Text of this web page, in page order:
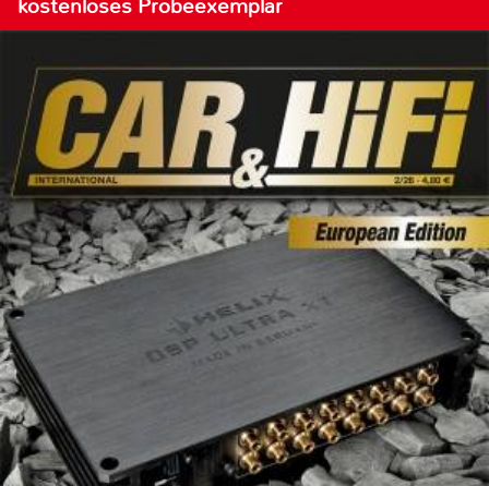
kostenloses Probeexemplar